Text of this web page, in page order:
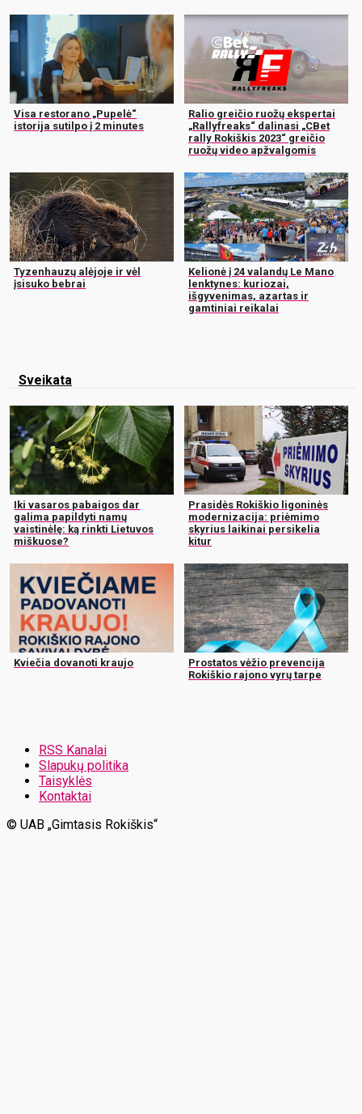
Visa restorano „Pupelė“
istorija sutilpo į 2 minutes
Ralio greičio ruožų ekspertai
„Rallyfreaks“ dalinasi „CBet
rally Rokiškis 2023“ greičio
ruožų video apžvalgomis
Tyzenhauzų alėjoje ir vėl
įsisuko bebrai
Kelionė į 24 valandų Le Mano
lenktynes: kuriozai,
išgyvenimas, azartas ir
gamtiniai reikalai
Sveikata
Iki vasaros pabaigos dar
galima papildyti namų
vaistinėlę: ką rinkti Lietuvos
miškuose?
Prasidės Rokiškio ligoninės
modernizacija: priėmimo
skyrius laikinai persikelia
kitur
Kviečia dovanoti kraujo
Prostatos vėžio prevencija
Rokiškio rajono vyrų tarpe
RSS Kanalai
Slapukų politika
Taisyklės
Kontaktai
© UAB „Gimtasis Rokiškis“